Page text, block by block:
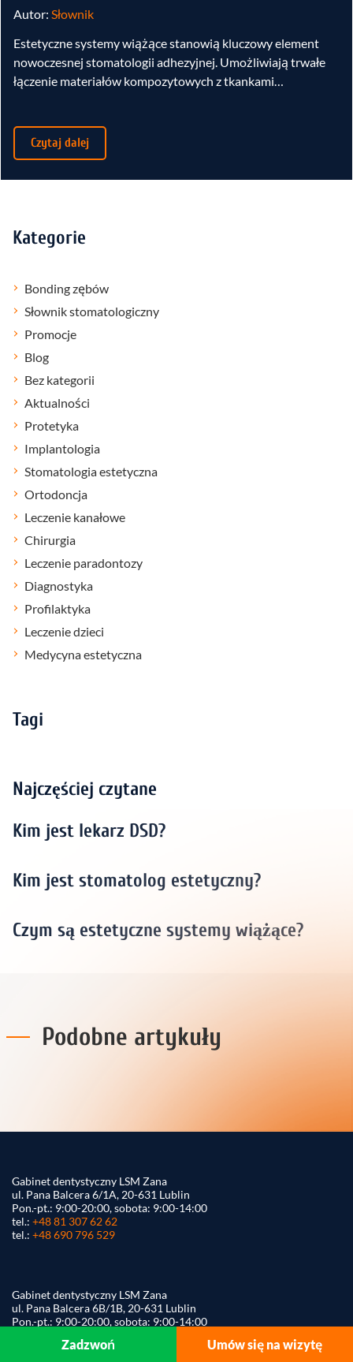
Autor: Słownik
Estetyczne systemy wiążące stanowią kluczowy element
nowoczesnej stomatologii adhezyjnej. Umożliwiają trwałe
łączenie materiałów kompozytowych z tkankami…
Czytaj dalej
Kategorie
Bonding zębów
Słownik stomatologiczny
Promocje
Blog
Bez kategorii
Aktualności
Protetyka
Implantologia
Stomatologia estetyczna
Ortodoncja
Leczenie kanałowe
Chirurgia
Leczenie paradontozy
Diagnostyka
Profilaktyka
Leczenie dzieci
Medycyna estetyczna
Tagi
Najczęściej czytane
Kim jest lekarz DSD?
Kim jest stomatolog estetyczny?
Czym są estetyczne systemy wiążące?
Podobne artykuły
Zadzwoń Umów się na wizytę
Gabinet dentystyczny LSM Zana
ul. Pana Balcera 6/1A, 20-631 Lublin
Pon.-pt.: 9:00-20:00, sobota: 9:00-14:00
tel.: +48 81 307 62 62
tel.: +48 690 796 529
Gabinet dentystyczny LSM Zana
ul. Pana Balcera 6B/1B, 20-631 Lublin
Pon.-pt.: 9:00-20:00, sobota: 9:00-14:00
+48 690 796 529